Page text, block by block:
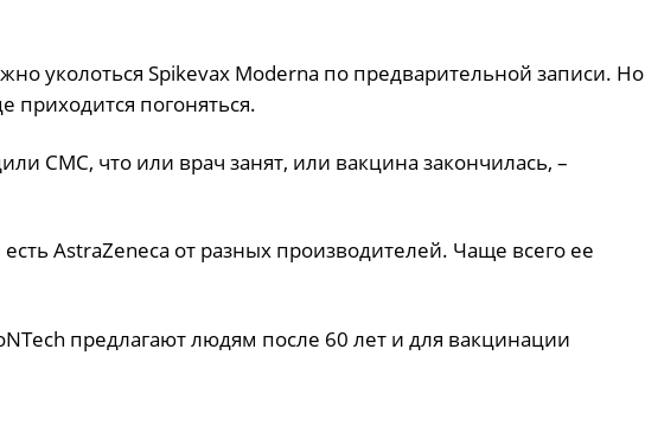
уколоться Spikevax Moderna по предварительной записи. Но
приходится погоняться.
СМС, что или врач занят, или вакцина закончилась, –
AstraZeneca от разных производителей. Чаще всего ее
предлагают людям после 60 лет и для вакцинации